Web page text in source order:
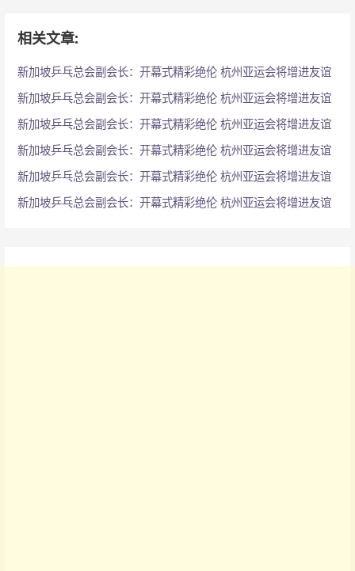
相关文章:
新加坡乒乓总会副会长：开幕式精彩绝伦 杭州亚运会将增进友谊
新加坡乒乓总会副会长：开幕式精彩绝伦 杭州亚运会将增进友谊
新加坡乒乓总会副会长：开幕式精彩绝伦 杭州亚运会将增进友谊
新加坡乒乓总会副会长：开幕式精彩绝伦 杭州亚运会将增进友谊
新加坡乒乓总会副会长：开幕式精彩绝伦 杭州亚运会将增进友谊
新加坡乒乓总会副会长：开幕式精彩绝伦 杭州亚运会将增进友谊